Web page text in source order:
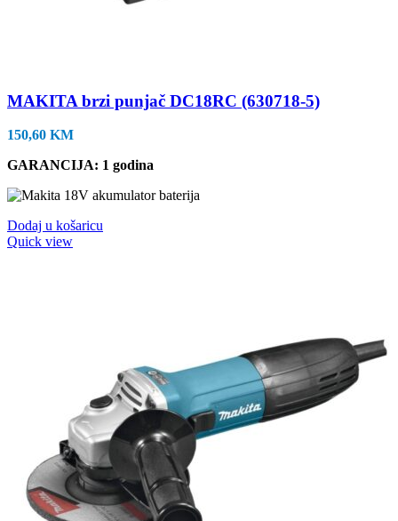
MAKITA brzi punjač DC18RC (630718-5)
150,60 KM
GARANCIJA: 1 godina
Dodaj u košaricu
Quick view